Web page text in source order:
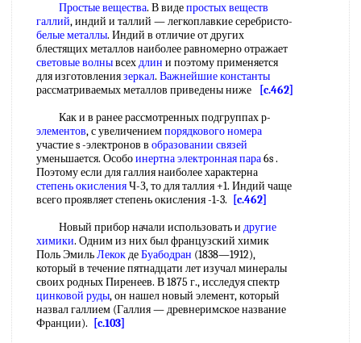
Простые вещества. В видепростых веществ
галлий, индий и таллий — легкоплавкие серебристо-
белые металлы. Индий в отличие от других
блестящих металлов наиболее равномерно отражает
световые волнывсехдлин и поэтому применяется
для изготовлениязеркал. Важнейшие константы
рассматриваемых металлов приведены ниже
[c.462]
Как и в ранее рассмотренных подгруппах р-
элементов, с увеличениемпорядкового номера
участие s -электронов в образовании связей
уменьшается. Особоинертна электронная пара6s .
Поэтому если для галлия наиболее характерна
степень окисленияЧ-З, то для таллия +1. Индий чаще
всего проявляет степень окисления -1-3.
[c.462]
Новый прибор начали использовать и другие
химики. Одним из них был французский химик
Поль ЭмильЛекокдеБуабодран (1838—1912),
который в течение пятнадцати лет изучал минералы
своих родных Пиренеев. В 1875 г., исследуя спектр
цинковой руды, он нашел новый элемент, который
назвал галлием (Галлия — древнеримское название
Франции).
[c.103]